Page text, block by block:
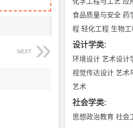
NEXT
食品质量与安全 药
程 轻化工程 生物工
设计学类:
环境设计 艺术设计
视觉传达设计 艺术
艺术
社会学类:
思想政治教育 社会